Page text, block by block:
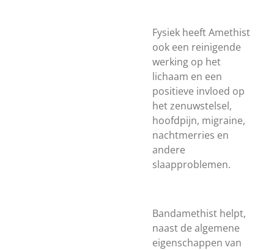
Fysiek heeft Amethist
ook een reinigende
werking op het
lichaam en een
positieve invloed op
het zenuwstelsel,
hoofdpijn, migraine,
nachtmerries en
andere
slaapproblemen.
Bandamethist helpt,
naast de algemene
eigenschappen van